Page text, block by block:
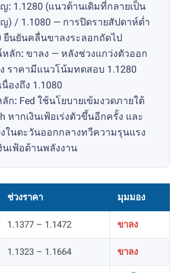
: 1.1280 (แนวต้านเดิมที่กลายเป็น
) / 1.1080 — การปิดรายสัปดาห์ต่ำ
ยืนยันคลื่นขาลงระลอกถัดไป
ลัก: ขาลง — หลังช่วงแกว่งตัวออก
ราคามีแนวโน้มทดสอบ 1.1280
องถึง 1.1080
ลัก: Fed ใช้นโยบายเข้มงวดภายใต้
หากเงินเฟ้อเร่งตัวขึ้นอีกครั้ง และ
ในตะวันออกกลางทวีความรุนแรง
นเฟ้อด้านพลังงาน
ช่วงราคา มุมมอง
1.1377 – 1.1472 ขาลง
1.1323 – 1.1664 ขาลง